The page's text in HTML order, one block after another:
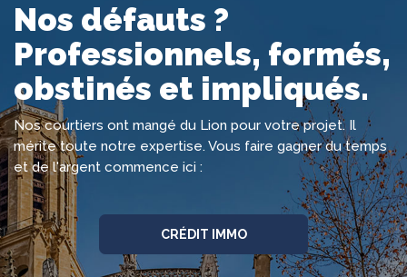
Nos défauts ?
Professionnels, formés,
obstinés et impliqués.
Nos courtiers ont mangé du Lion pour votre projet. Il
mérite toute notre expertise. Vous faire gagner du temps
et de l'argent commence ici :
CRÉDIT IMMO